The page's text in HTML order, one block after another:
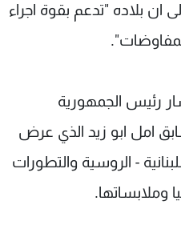
ان بلاده "تدعم بقوة اجراء
رئيس الجمهورية
امل ابو زيد الذي عرض
- الروسية والتطورات
وملابساتها.